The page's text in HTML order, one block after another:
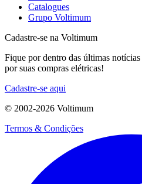
Catalogues
Grupo Voltimum
Cadastre-se na Voltimum
Fique por dentro das últimas
por suas compras elétricas!
Cadastre-se aqui
© 2002-2026 Voltimum
Termos & Condições